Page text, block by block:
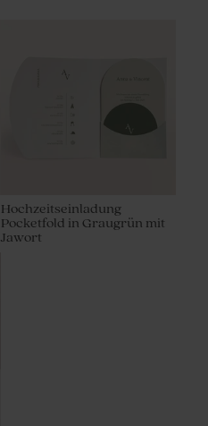
Hochzeitseinladung
Pocketfold in Graugrün mit
Jawort